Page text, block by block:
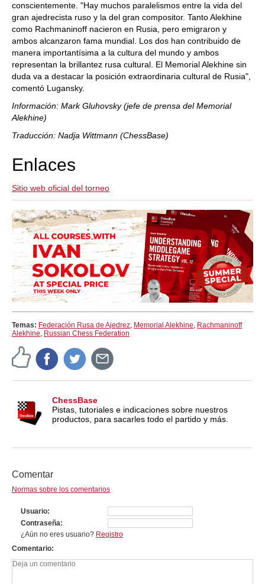
conscientemente. "Hay muchos paralelismos entre la vida del
gran ajedrecista ruso y la del gran compositor. Tanto Alekhine
como Rachmaninoff nacieron en Rusia, pero emigraron y
ambos alcanzaron fama mundial. Los dos han contribuido de
manera importantísima a la cultura del mundo y ambos
representan la brillantez rusa cultural. El Memorial Alekhine sin
duda va a destacar la posición extraordinaria cultural de Rusia",
comentó Lugansky.
Información: Mark Gluhovsky (jefe de prensa del Memorial
Alekhine)
Traducción: Nadja Wittmann (ChessBase)
Enlaces
Sitio web oficial del torneo
Temas: Federación Rusa de Ajedrez, Memorial Alekhine, Rachmaninoff
Alekhine, Russian Chess Federation
ChessBase
Pistas, tutoriales e indicaciones sobre nuestros
productos, para sacarles todo el partido y más.
Comentar
Normas sobre los comentarios
Usuario
Contraseña
¿Aún no eres usuario? Registro
Comentario